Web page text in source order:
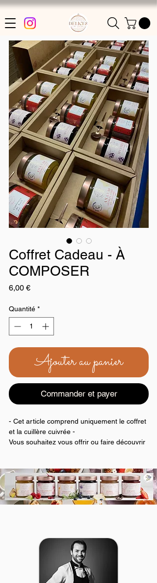
Coffret Cadeau - À
COMPOSER
6,00 €Prix
Quantité *
Ajouter au panier
Commander et payer
- Cet article comprend uniquement le coffret
et la cuillère cuivrée -
Vous souhaitez vous offrir ou faire découvrir
Cet article comprend uniquement le coffret
en kraft avec la cuillère cuivrée , libre à vous
de le composer à discrétion en choisissant
les pots de 230gr de votre choix sur notre